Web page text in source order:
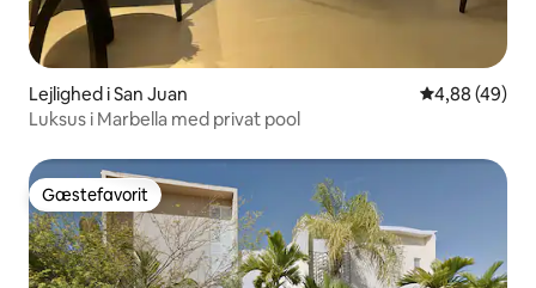
Lejlighed i San Juan 4,88 ud af 5 i
4,88 (49)
Luksus i Marbella med privat pool
Gæstefavorit
Gæstefavorit